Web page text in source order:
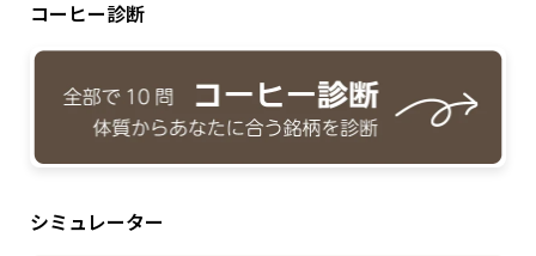
コーヒー診断
シミュレーター